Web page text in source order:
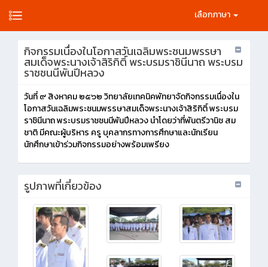
เลือกภาษา
กิจกรรมเนื่องในโอกาสวันเฉลิมพระชนมพรรษา
สมเด็จพระนางเจ้าสิริกิติ์ พระบรมราชินีนาถ พระบรม
ราชชนนีพันปีหลวง
วันที่ ๙ สิงหาคม ๒๕๖๒ วิทยาลัยเทคนิคพัทยาจัดกิจกรรมเนื่องใน
โอกาสวันเฉลิมพระชนมพรรษาสมเด็จพระนางเจ้าสิริกิติ์ พระบรม
ราชินีนาถ พระบรมราชชนนีพันปีหลวง นำโดยว่าที่พันตรีวานิช สม
ชาติ มีคณะผู้บริหาร ครู บุคลากรทางการศึกษาและนักเรียน
นักศึกษาเข้าร่วมกิจกรรมอย่างพร้อมเพรียง
รูปภาพที่เกี่ยวข้อง